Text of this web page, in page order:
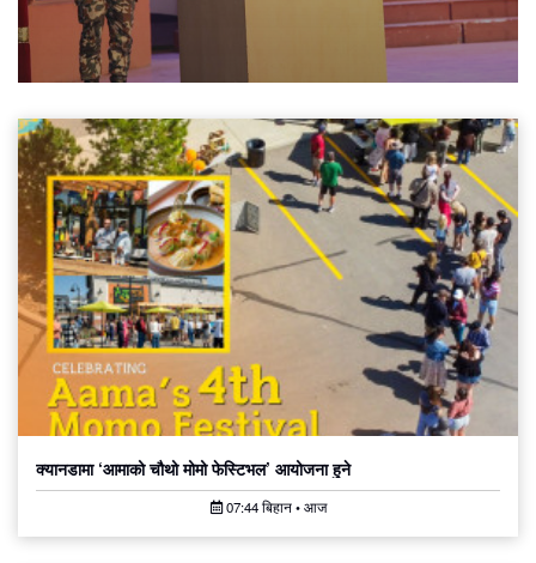
क्यानडामा ‘आमाको चौथो मोमो फेस्टिभल’ आयोजना हुने
07:44 बिहान • आज